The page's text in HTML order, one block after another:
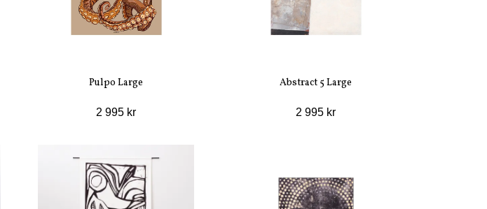
Pulpo Large
2 995 kr
Abstract 5 Large
2 995 kr